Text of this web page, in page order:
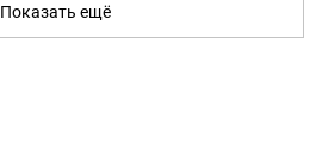
Показать ещё